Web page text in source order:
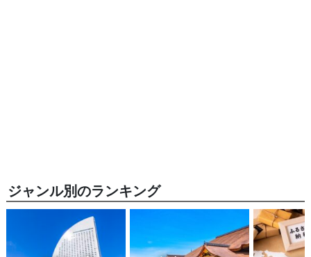
ジャンル別のランキング